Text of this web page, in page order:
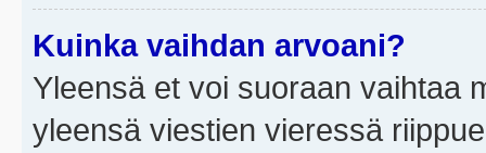
Kuinka vaihdan arvoani?
Yleensä et voi suoraan vaihtaa
yleensä viestien vieressä